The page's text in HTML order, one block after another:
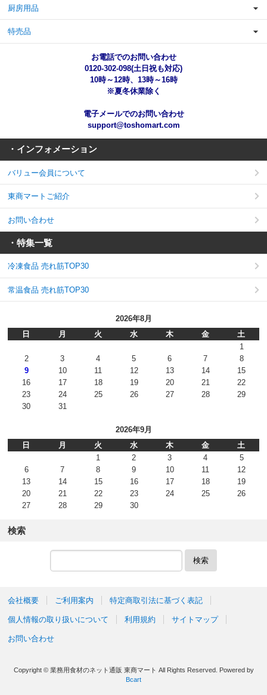
厨房用品
特売品
お電話でのお問い合わせ
0120-302-098(土日祝も対応)
10時～12時、13時～16時
※夏冬休業除く
電子メールでのお問い合わせ
support@toshomart.com
・インフォメーション
バリュー会員について
東商マートご紹介
お問い合わせ
・特集一覧
冷凍食品 売れ筋TOP30
常温食品 売れ筋TOP30
2026年8月
日
月 火 水 木 金
土
1
2
3 4 5 6 7
8
9
10 11 12 13 14
15
16
17 18 19 20 21
22
23
24 25 26 27 28
29
30
31
2026年9月
日
月 火 水 木 金
土
1
2 3 4
5
6
7 8 9 10 11
12
13
14 15 16 17 18
19
20
21 22 23 24 25
26
27
28 29 30
検索
検索
会社概要 ご利用案内 特定商取引法に基づく表記
個人情報の取り扱いについて 利用規約 サイトマップ
お問い合わせ
Copyright © 業務用食材のネット通販 東商マート All Rights Reserved. Powered by
Bcart